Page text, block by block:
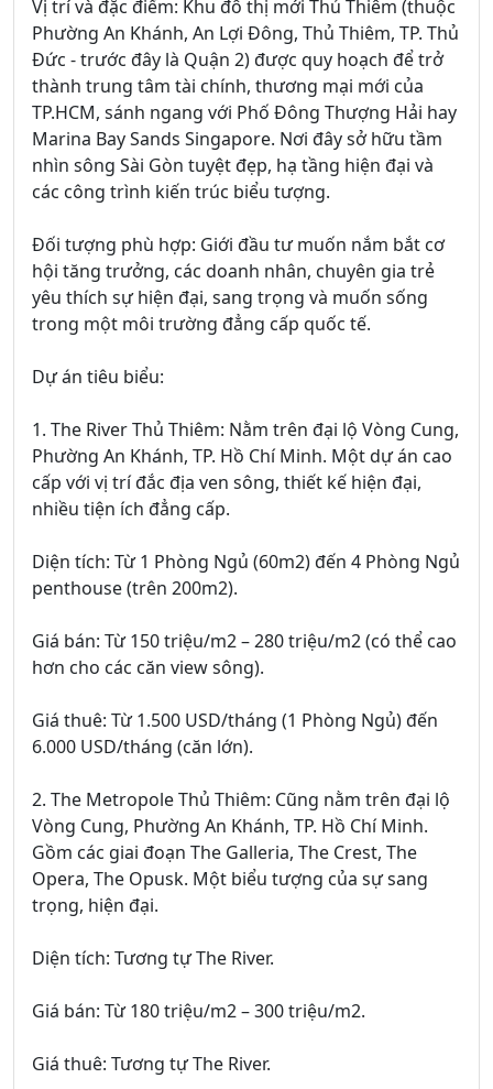
Vị trí và đặc điểm: Khu đô thị mới Thủ Thiêm (thuộc
Phường An Khánh, An Lợi Đông, Thủ Thiêm, TP. Thủ
Đức - trước đây là Quận 2) được quy hoạch để trở
thành trung tâm tài chính, thương mại mới của
TP.HCM, sánh ngang với Phố Đông Thượng Hải hay
Marina Bay Sands Singapore. Nơi đây sở hữu tầm
nhìn sông Sài Gòn tuyệt đẹp, hạ tầng hiện đại và
các công trình kiến trúc biểu tượng.
Đối tượng phù hợp: Giới đầu tư muốn nắm bắt cơ
hội tăng trưởng, các doanh nhân, chuyên gia trẻ
yêu thích sự hiện đại, sang trọng và muốn sống
trong một môi trường đẳng cấp quốc tế.
Dự án tiêu biểu:
1. The River Thủ Thiêm: Nằm trên đại lộ Vòng Cung,
Phường An Khánh, TP. Hồ Chí Minh. Một dự án cao
cấp với vị trí đắc địa ven sông, thiết kế hiện đại,
nhiều tiện ích đẳng cấp.
Diện tích: Từ 1 Phòng Ngủ (60m2) đến 4 Phòng Ngủ
penthouse (trên 200m2).
Giá bán: Từ 150 triệu/m2 – 280 triệu/m2 (có thể cao
hơn cho các căn view sông).
Giá thuê: Từ 1.500 USD/tháng (1 Phòng Ngủ) đến
6.000 USD/tháng (căn lớn).
2. The Metropole Thủ Thiêm: Cũng nằm trên đại lộ
Vòng Cung, Phường An Khánh, TP. Hồ Chí Minh.
Gồm các giai đoạn The Galleria, The Crest, The
Opera, The Opusk. Một biểu tượng của sự sang
trọng, hiện đại.
Diện tích: Tương tự The River.
Giá bán: Từ 180 triệu/m2 – 300 triệu/m2.
Giá thuê: Tương tự The River.